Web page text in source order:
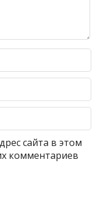
сайта в этом
комментариев